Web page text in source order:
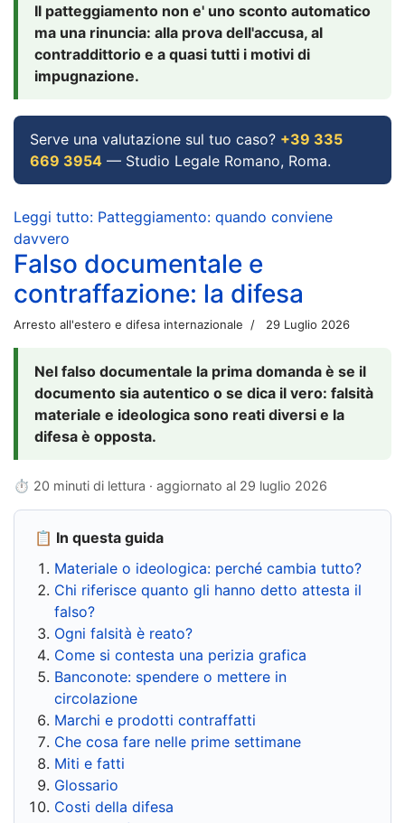
Il patteggiamento non e' uno sconto automatico
ma una rinuncia: alla prova dell'accusa, al
contraddittorio e a quasi tutti i motivi di
impugnazione.
Serve una valutazione sul tuo caso? +39 335
669 3954 — Studio Legale Romano, Roma.
Leggi tutto: Patteggiamento: quando conviene
davvero
Falso documentale e
contraffazione: la difesa
Arresto all'estero e difesa internazionale 29 Luglio 2026
Nel falso documentale la prima domanda è se il
documento sia autentico o se dica il vero: falsità
materiale e ideologica sono reati diversi e la
difesa è opposta.
⏱ 20 minuti di lettura · aggiornato al 29 luglio 2026
📋 In questa guida
Materiale o ideologica: perché cambia tutto?
Chi riferisce quanto gli hanno detto attesta il
falso?
Ogni falsità è reato?
Come si contesta una perizia grafica
Banconote: spendere o mettere in
circolazione
Marchi e prodotti contraffatti
Che cosa fare nelle prime settimane
Miti e fatti
Glossario
Costi della difesa